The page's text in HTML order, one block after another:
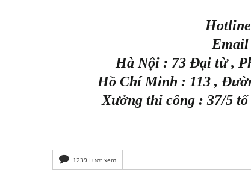
Email
Hà Nội : 73 Đại từ ,
Hồ Chí Minh : 113 ,
Xưởng thi công : 37/5
1239 Lượt xem